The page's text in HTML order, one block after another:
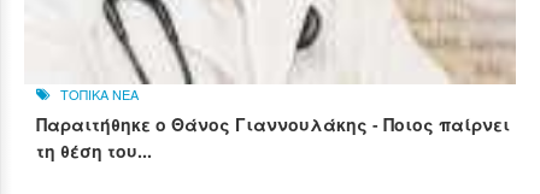
ΤΟΠΙΚΑ ΝΕΑ
Παραιτήθηκε ο Θάνος Γιαννουλάκης - Ποιος παίρνει
τη θέση του...